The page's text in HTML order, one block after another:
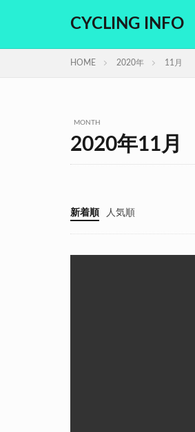
CYCLING INFO
HOME 2020年 11月
MONTH
2020年11月
新着順 人気順